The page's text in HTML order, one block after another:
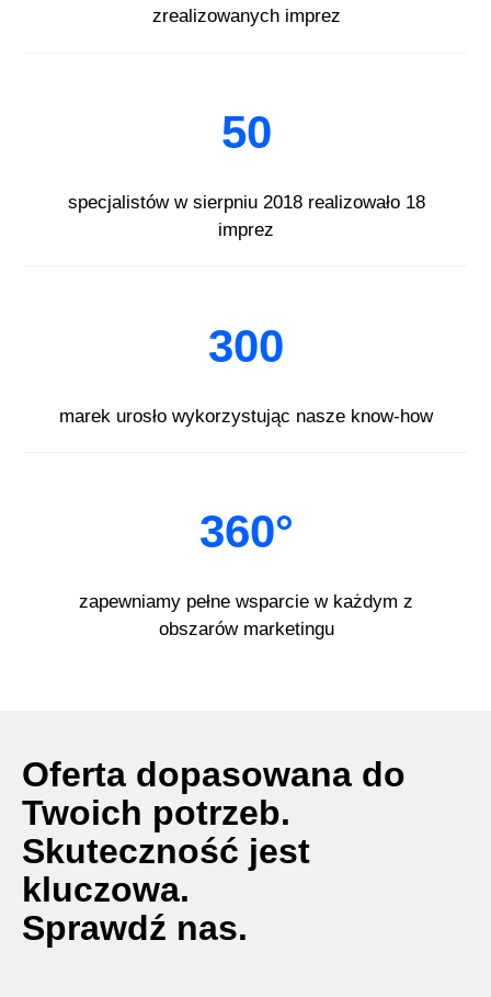
zrealizowanych imprez
50
specjalistów w sierpniu 2018 realizowało 18
imprez
300
marek urosło wykorzystując nasze know-how
360°
zapewniamy pełne wsparcie w każdym z
obszarów marketingu
Oferta dopasowana do
Twoich potrzeb.
Skuteczność jest
kluczowa.
Sprawdź nas.